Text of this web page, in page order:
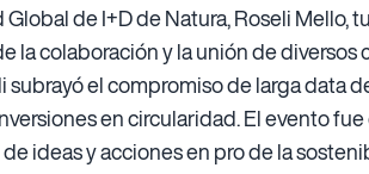
Global de I+D de Natura, Roseli
la colaboración y la unión de
subrayó el compromiso de larga data
en circularidad. El evento
ideas y acciones en pro de la